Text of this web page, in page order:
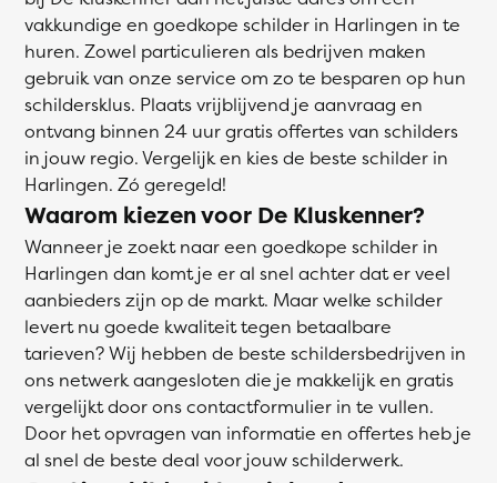
vakkundige en goedkope schilder in Harlingen in te
huren. Zowel particulieren als bedrijven maken
gebruik van onze service om zo te besparen op hun
schildersklus. Plaats vrijblijvend je aanvraag en
ontvang binnen 24 uur gratis offertes van schilders
in jouw regio. Vergelijk en kies de beste schilder in
Harlingen. Zó geregeld!
Waarom kiezen voor De Kluskenner?
Wanneer je zoekt naar een goedkope schilder in
Harlingen dan komt je er al snel achter dat er veel
aanbieders zijn op de markt. Maar welke schilder
levert nu goede kwaliteit tegen betaalbare
tarieven? Wij hebben de beste schildersbedrijven in
ons netwerk aangesloten die je makkelijk en gratis
vergelijkt door ons contactformulier in te vullen.
Door het opvragen van informatie en offertes heb je
al snel de beste deal voor jouw schilderwerk.